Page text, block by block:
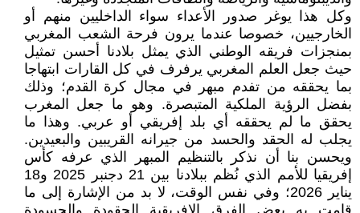
وكل هذا يوغر صدور الأعداء سواء الداخليين منهم أو
الخارجيين، خصوصا عندما يرون فرحة الشعب المغربي
بمنجزات فريقه الوطني الذي يمثل بلادنا أحسن تمثيل
حيث جعل العلم المغربي يرفرف في كل القارات ابتهاجا
بما يحققه من تفدم مبهر في مجال كرة القدم؛ وذلك
بفضل الرؤية الملكية المتبصرة. وهو ما جعل المغرب
يحقق ما لم يحققه أي بلد إفريقي أو عربي. وهذا ما
يجلب له الحقد والحسد من جيرانه القريبين والبعيدين.
ويحسن بنا أن نذكر بالتنظيم المبهر الذي عرفه كأس
إفريقيا للأمم الذي نُظم ببلادنا بين 21 دجنبر 2025 و18
يناير 2026؛ وفي نفس الوقت، لا بد من الإشارة إلى ما